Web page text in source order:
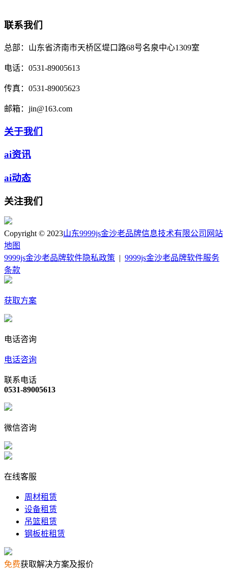
联系我们
总部： 山东省济南市天桥区堤口路68号名泉中心1309室
电话： 0531-89005613
传真： 0531-89005623
邮箱： jin@163.com
关于我们
ai资讯
ai动态
关注我们
Copyright © 2023山东9999js金沙老品牌信息技术有限公司 网站
地图
9999js金沙老品牌软件隐私政策
9999js金沙老品牌软件服务
条款
获取方案
电话咨询
电话咨询
联系电话
0531-89005613
微信咨询
在线客服
周材租赁
设备租赁
吊篮租赁
钢板桩租赁
免费获取解决方案及报价